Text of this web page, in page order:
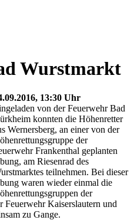
Wurstmarkt
13:30 Uhr
von der Feuerwehr Bad
konnten die Höhenretter
Wernersberg, an einer von der
der
Frankenthal geplanten
am Riesenrad des
teilnehmen. Bei dieser
waren wieder einmal die
der
Feuerwehr Kaiserslautern und
zu Gange.